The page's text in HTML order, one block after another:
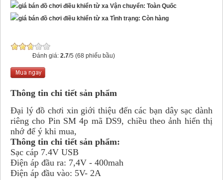
Vận chuyển: Toàn Quốc
Tình trạng: Còn hàng
Đánh giá: 2.7/5 (68 phiếu bầu)
Thông tin chi tiết sản phẩm
Đại lý đồ chơi xin giới thiệu đến các bạn dây sạc dành
riêng cho Pin SM 4p mã DS9, chiều theo ảnh hiển thị
nhớ để ý khi mua,
Thông tin chi tiết sản phẩm:
Sạc cáp 7.4V USB
Điện áp đầu ra: 7,4V - 400mah
Điện áp đầu vào: 5V- 2A